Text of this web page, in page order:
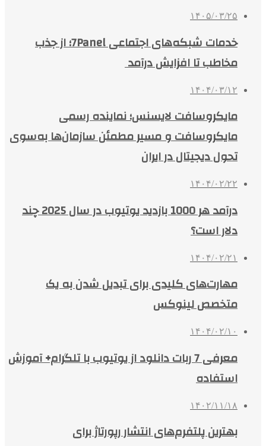
۱۴۰۵/۰۳/۲۵
خدمات شبکه‌های اجتماعی 7Panel؛ از جذب
مخاطب تا افزایش درآمد
۱۴۰۴/۰۳/۱۲
مایکروسافت لایسنس؛ نماینده رسمی
مایکروسافت و مسیر مطمئن سازمان‌ها به‌سوی
تحول دیجیتال در ایران
۱۴۰۴/۰۲/۲۲
درآمد هر 1000 بازدید یوتیوب در سال 2025 چند
دلار است؟
۱۴۰۴/۰۲/۲۱
مهارت‌های کلیدی برای تبدیل شدن به یک
متخصص لینوکس
۱۴۰۴/۰۲/۱۰
معرفی 7 ربات دانلود از یوتیوب با تلگرام+ آموزش
استفاده
۱۴۰۲/۱۱/۱۸
بهترین پلتفرم‌های انتشار رپورتاژ برای